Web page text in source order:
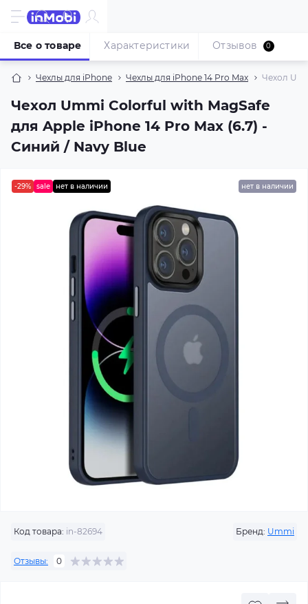
Чехлы для iPhone Чехлы для iPhone 14 Pro Max Чехол
Чехол Ummi Colorful with MagSafe
для Apple iPhone 14 Pro Max (6.7) -
Синий / Navy Blue
Все о товаре Характеристики Отзывов 0
-29% sale нет в наличии нет в наличии
Код товара: in-82694 Бренд: Ummi
Отзывы: 0